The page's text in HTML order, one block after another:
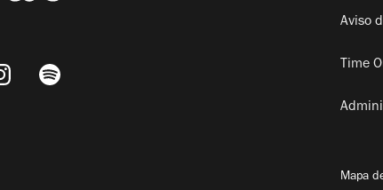
Aviso
Time
Mapa